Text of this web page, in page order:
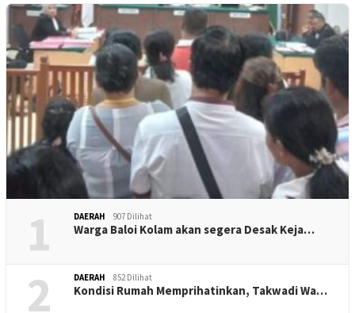
1 DAERAH 907 Dilihat
Warga Baloi Kolam akan segera Desak Keja…
2 DAERAH 852 Dilihat
Kondisi Rumah Memprihatinkan, Takwadi Wa…